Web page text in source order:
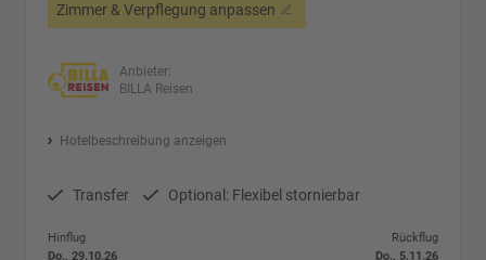
Zimmer & Verpflegung anpassen
Anbieter:
BILLA Reisen
Hotelbeschreibung anzeigen
Transfer Optional: Flexibel stornierbar
Hinflug
Do., 29.10.26
Rückflug
Do., 5.11.26